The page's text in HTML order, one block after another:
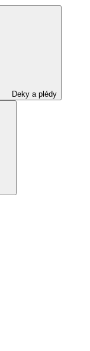
Deky a plédy